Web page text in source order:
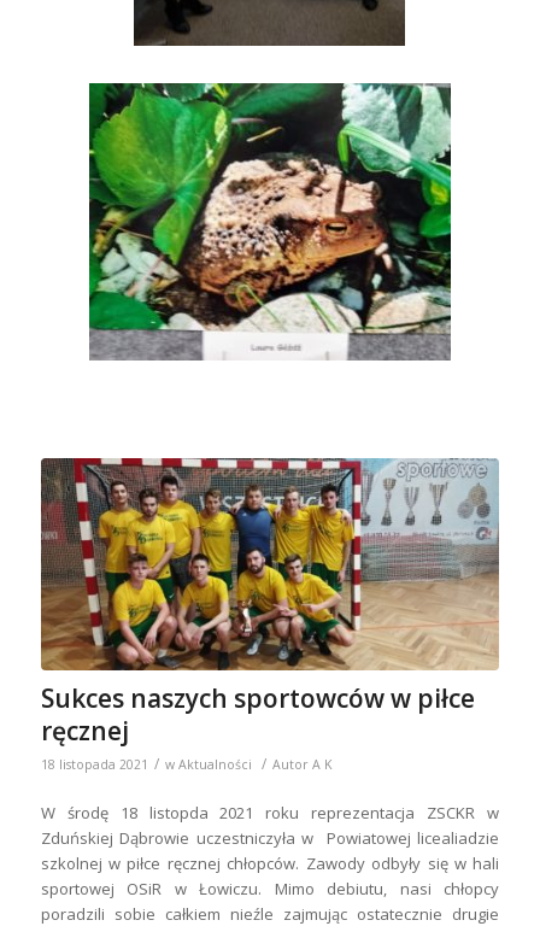
Sukces naszych sportowców w piłce
ręcznej
18 listopada 2021 / w Aktualności / Autor A K
W środę 18 listopda 2021 roku reprezentacja ZSCKR w
Zduńskiej Dąbrowie uczestniczyła w Powiatowej licealiadzie
szkolnej w piłce ręcznej chłopców. Zawody odbyły się w hali
sportowej OSiR w Łowiczu. Mimo debiutu, nasi chłopcy
poradzili sobie całkiem nieźle zajmując ostatecznie drugie